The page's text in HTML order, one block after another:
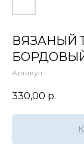
ВЯЗАНЫЙ
Артикул:
330,00 р.